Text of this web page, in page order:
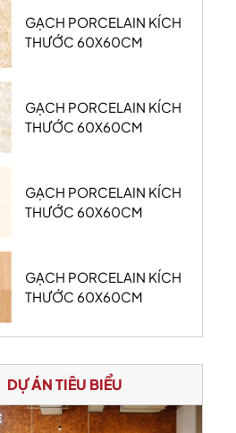
GẠCH PORCELAIN KÍCH
THƯỚC 60X60CM
GẠCH PORCELAIN KÍCH
THƯỚC 60X60CM
GẠCH PORCELAIN KÍCH
THƯỚC 60X60CM
GẠCH PORCELAIN KÍCH
THƯỚC 60X60CM
DỰ ÁN TIÊU BIỂU